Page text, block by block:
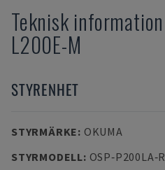
Teknisk information
L200E-M
STYRENHET
STYRMÄRKE: OKUMA
STYRMODELL: OSP‑P200LA‑R